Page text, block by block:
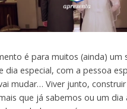
é para muitos (ainda) um
dia especial, com a pessoa
mudar… Viver junto,
que já sabemos ou um dia